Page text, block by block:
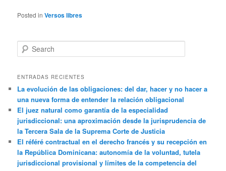
Posted in Versos libres
Search
ENTRADAS RECIENTES
La evolución de las obligaciones: del dar, hacer y no hacer a
una nueva forma de entender la relación obligacional
El juez natural como garantía de la especialidad
jurisdiccional: una aproximación desde la jurisprudencia de
la Tercera Sala de la Suprema Corte de Justicia
El référé contractual en el derecho francés y su recepción en
la República Dominicana: autonomía de la voluntad, tutela
jurisdiccional provisional y límites de la competencia del